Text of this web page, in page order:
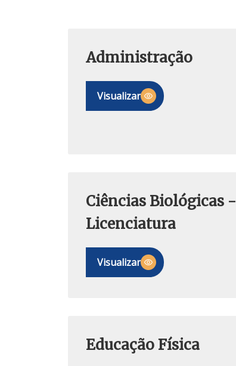
Administração
Visualizar
Ciências Biológicas -
Licenciatura
Visualizar
Educação Física